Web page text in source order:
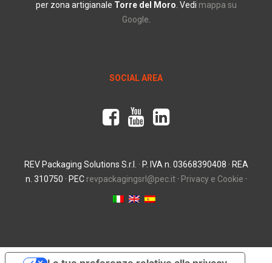
per zona artigianale Torre del Moro Vedi mappa su
Google
SOCIAL AREA
REV Packaging Solutions S.r.l. · P. IVA n. 03668390408 · REA
n. 310750 · PEC revpackagingsrl@pec.it· Privacy e Cookie ·